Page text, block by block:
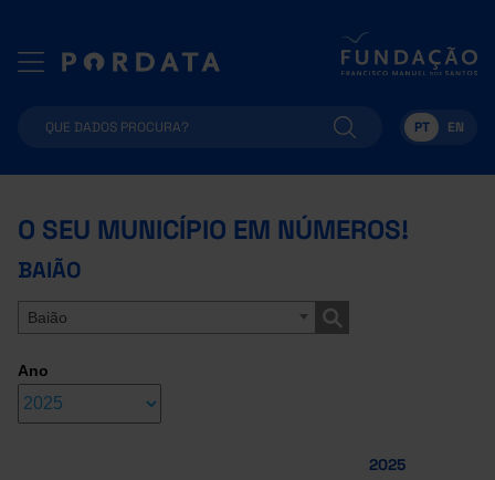
PT EN
O SEU MUNICÍPIO EM NÚMEROS!
BAIÃO
Baião
Ano
2025